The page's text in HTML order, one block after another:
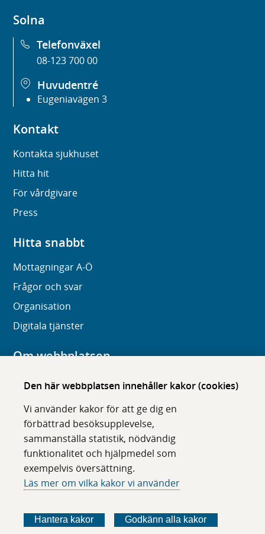
Den här webbplatsen innehåller kakor (cookies)
Vi använder kakor för att ge dig en
förbättrad besöksupplevelse,
sammanställa statistik, nödvändig
funktionalitet och hjälpmedel som
exempelvis översättning.
Läs mer om vilka kakor vi använder
Hantera kakor Godkänn alla kakor
Solna
Telefonväxel
08-123 700 00
Huvudentré
Eugeniavägen 3
Kontakt
Kontakta sjukhuset
Hitta hit
För vårdgivare
Press
Hitta snabbt
Mottagningar A-Ö
Frågor och svar
Organisation
Digitala tjänster
Om webbplatsen
Om karolinska.se
Tillgänglighet
Om cookies
Följ oss i sociala medier
ö
l
ö
l
ö
l